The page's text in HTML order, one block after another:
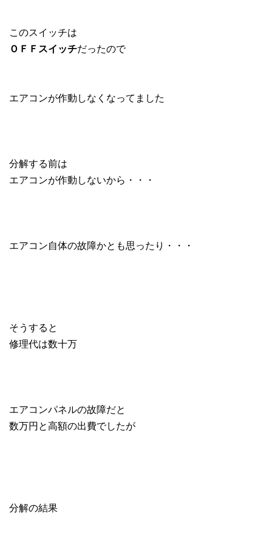
このスイッチは
ＯＦＦスイッチだったので
エアコンが作動しなくなってました
分解する前は
エアコンが作動しないから・・・
エアコン自体の故障かとも思ったり・・・
そうすると
修理代は数十万
エアコンパネルの故障だと
数万円と高額の出費でしたが
分解の結果